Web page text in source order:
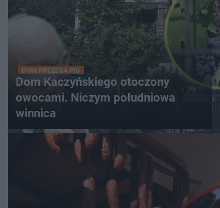
DOM PREZESA PIS
Dom Kaczyńskiego otoczony
owocami. Niczym południowa
winnica